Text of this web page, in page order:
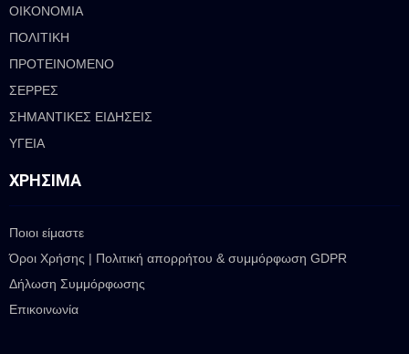
ΟΙΚΟΝΟΜΙΑ
ΠΟΛΙΤΙΚΗ
ΠΡΟΤΕΙΝΟΜΕΝΟ
ΣΕΡΡΕΣ
ΣΗΜΑΝΤΙΚΕΣ ΕΙΔΗΣΕΙΣ
ΥΓΕΙΑ
ΧΡΉΣΙΜΑ
Ποιοι είμαστε
Όροι Χρήσης | Πολιτική απορρήτου & συμμόρφωση GDPR
Δήλωση Συμμόρφωσης
Επικοινωνία